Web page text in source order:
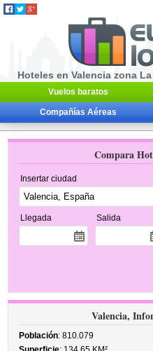
Hoteles en Valencia zona
Vuelos baratos
Compañías Aéreas
Compara
Insertar ciudad
Llegada Salida
Valencia,
Población: 810.079